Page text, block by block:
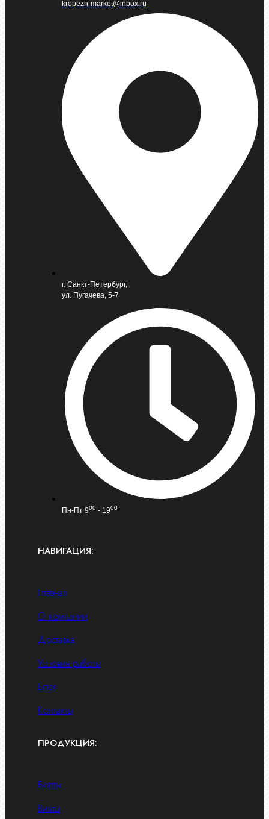
krepezh-market@inbox.ru
г. Санкт-Петербург,
ул. Пугачева, 5-7
Пн-Пт 900 - 1900
НАВИГАЦИЯ:
Главная
О компании
Доставка
Условия работы
Блог
Контакты
ПРОДУКЦИЯ:
Болты
Винты